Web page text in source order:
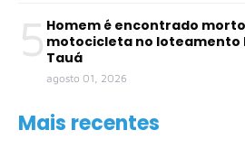
5 Homem é encontrado
motocicleta no loteamento
Tauá
agosto 01, 2026
Mais recentes